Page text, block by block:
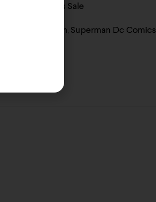
DC Comics Sale
Superman Superman Dc Comics